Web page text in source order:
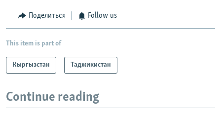
Поделиться Follow us
This item is part of
Кыргызстан Таджикистан
Continue reading